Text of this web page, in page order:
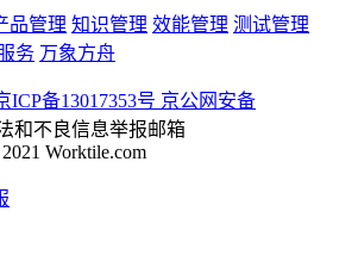
品管理 知识管理 效能管理 测试管理
务 万象方舟
ICP备13017353号 京公网安备
和不良信息举报邮箱
Worktile.com